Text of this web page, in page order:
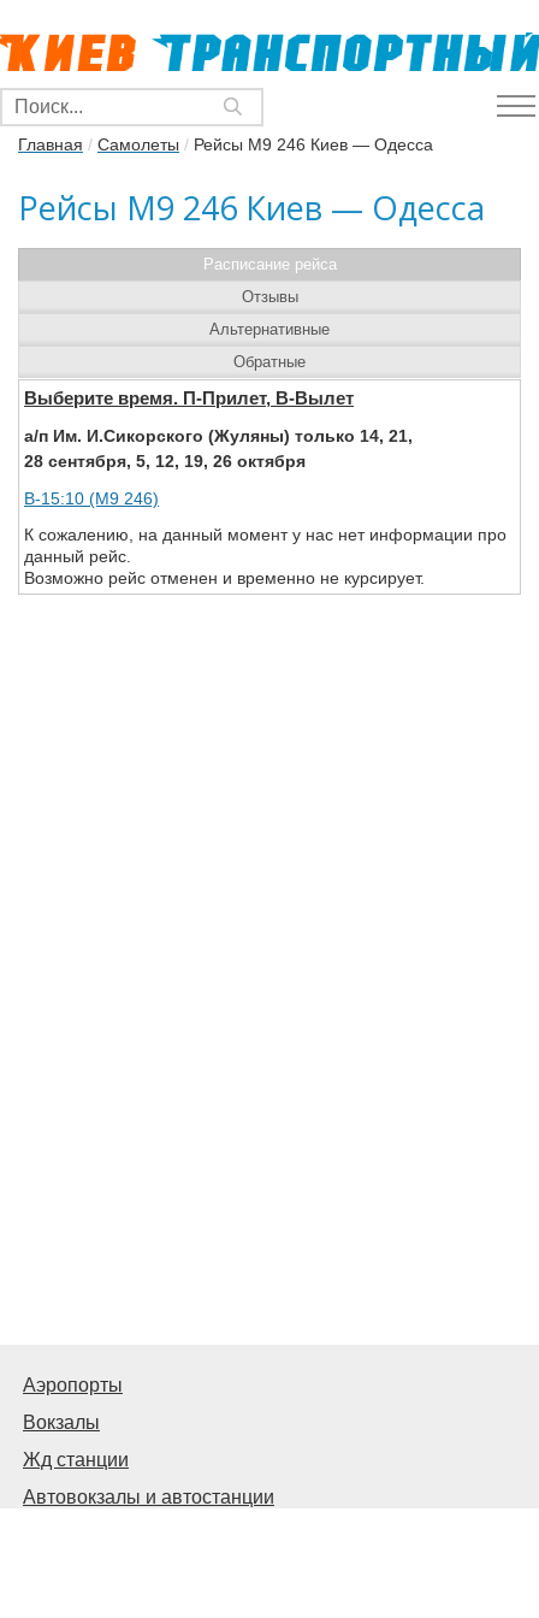
Главная / Самолеты / Рейсы M9 246 Киев — Одесса
Рейсы M9 246 Киев — Одесса
Расписание рейса
Выберите время. П-Прилет, В-Вылет
а/п Им. И.Сикорского (Жуляны) только 14, 21,
28 сентября, 5, 12, 19, 26 октября
В-15:10 (M9 246)
К сожалению, на данный момент у нас нет информации про
данный рейс.
Возможно рейс отменен и временно не курсирует.
Отзывы
Альтернативные
Обратные
Аэропорты
Вокзалы
Жд станции
Автовокзалы и автостанции